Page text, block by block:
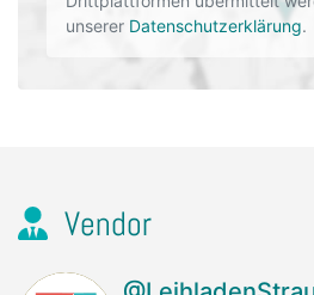
unserer Datenschutzerklärung.
Vendor